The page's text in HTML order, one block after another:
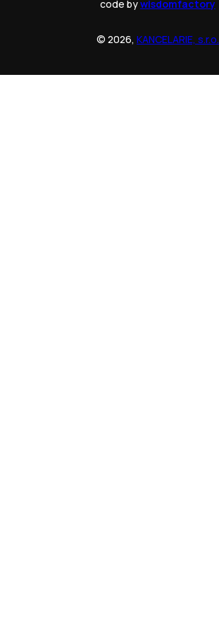
code bywisdomfactory
© 2026, KANCELARIE, s.r.o.